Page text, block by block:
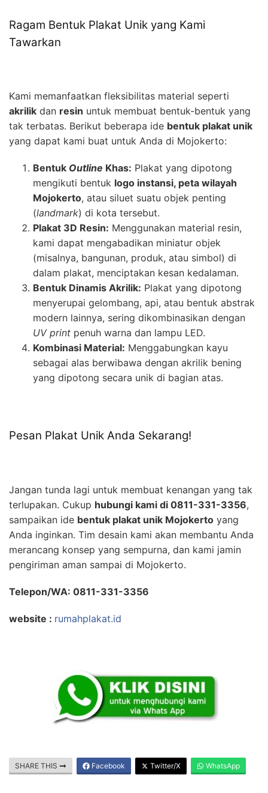
Ragam Bentuk Plakat Unik yang Kami
Tawarkan
Kami memanfaatkan fleksibilitas material seperti
akrilik dan resin untuk membuat bentuk-bentuk yang
tak terbatas. Berikut beberapa ide bentuk plakat unik
yang dapat kami buat untuk Anda di Mojokerto:
Bentuk Outline Khas: Plakat yang dipotong
mengikuti bentuk logo instansi, peta wilayah
Mojokerto, atau siluet suatu objek penting
(landmark) di kota tersebut.
Plakat 3D Resin: Menggunakan material resin,
kami dapat mengabadikan miniatur objek
(misalnya, bangunan, produk, atau simbol) di
dalam plakat, menciptakan kesan kedalaman.
Bentuk Dinamis Akrilik: Plakat yang dipotong
menyerupai gelombang, api, atau bentuk abstrak
modern lainnya, sering dikombinasikan dengan
UV print penuh warna dan lampu LED.
Kombinasi Material: Menggabungkan kayu
sebagai alas berwibawa dengan akrilik bening
yang dipotong secara unik di bagian atas.
Pesan Plakat Unik Anda Sekarang!
Jangan tunda lagi untuk membuat kenangan yang tak
terlupakan. Cukup hubungi kami di 0811-331-3356,
sampaikan ide bentuk plakat unik Mojokerto yang
Anda inginkan. Tim desain kami akan membantu Anda
merancang konsep yang sempurna, dan kami jamin
pengiriman aman sampai di Mojokerto.
Telepon/WA: 0811-331-3356
website : rumahplakat.id
SHARE THIS Facebook Twitter/X WhatsApp